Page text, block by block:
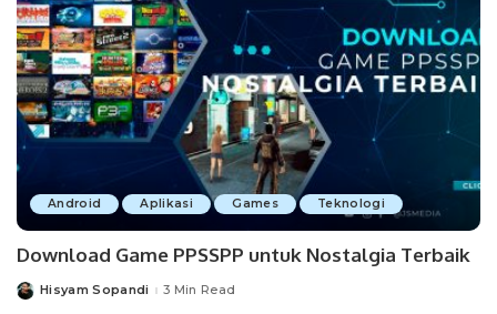
Android Aplikasi Games Teknologi
Download Game PPSSPP untuk Nostalgia Terbaik
PostedHisyam Sopandi 3 Min Read